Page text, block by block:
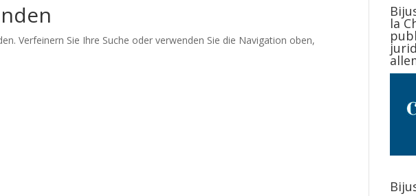
Verfeinern Sie Ihre Suche oder verwenden Sie die Navigation oben,
la